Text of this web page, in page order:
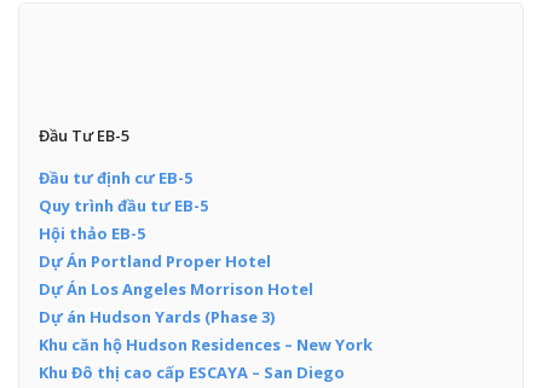
Đầu Tư EB-5
Đầu tư định cư EB-5
Quy trình đầu tư EB-5
Hội thảo EB-5
Dự Án Portland Proper Hotel
Dự Án Los Angeles Morrison Hotel
Dự án Hudson Yards (Phase 3)
Khu căn hộ Hudson Residences – New York
Khu Đô thị cao cấp ESCAYA – San Diego